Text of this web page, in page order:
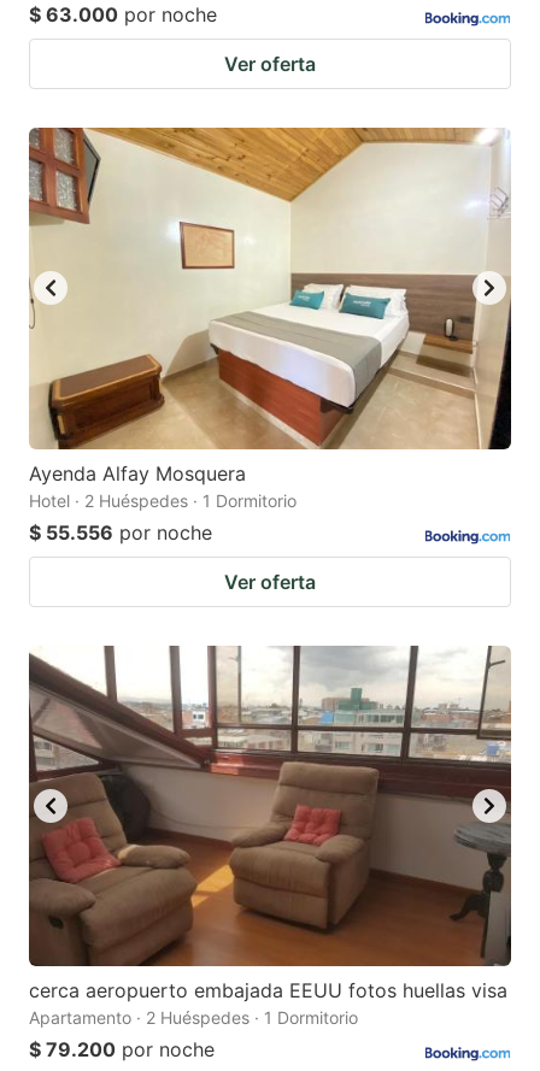
$ 63.000 por noche
Ver oferta
Ayenda Alfay Mosquera
Hotel · 2 Huéspedes · 1 Dormitorio
$ 55.556 por noche
Ver oferta
cerca aeropuerto embajada EEUU fotos huellas visa
Apartamento · 2 Huéspedes · 1 Dormitorio
$ 79.200 por noche